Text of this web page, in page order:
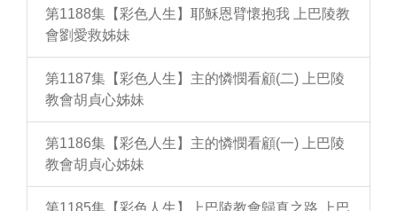
第1188集【彩色人生】耶穌恩臂懷抱我 上巴陵教
會劉愛救姊妹
第1187集【彩色人生】主的憐憫看顧(二) 上巴陵
教會胡貞心姊妹
第1186集【彩色人生】主的憐憫看顧(一) 上巴陵
教會胡貞心姊妹
第1185集【彩色人生】上巴陵教會歸真之路 上巴